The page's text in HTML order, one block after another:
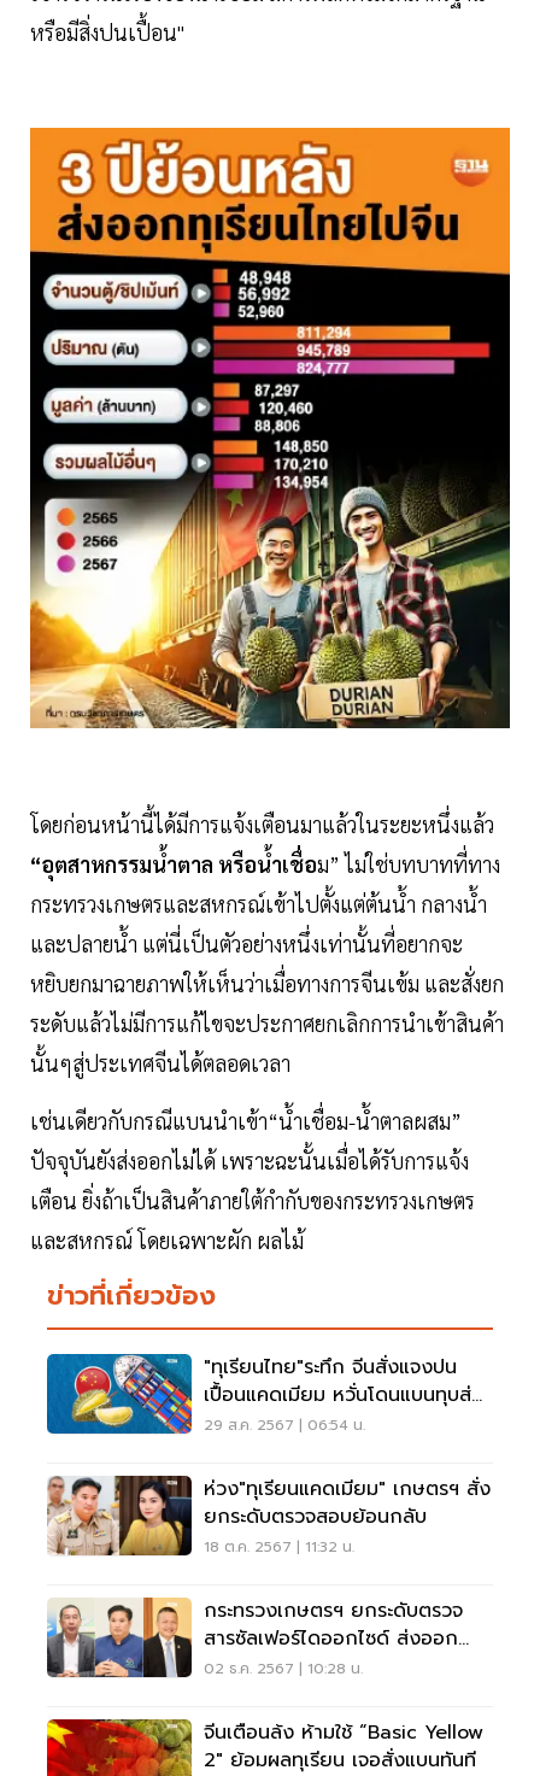
หรือมีสิ่งปนเปื้อน"
โดยก่อนหน้านี้ได้มีการแจ้งเตือนมาแล้วในระยะหนึ่งแล้ว
“อุตสาหกรรมน้ำตาล หรือน้ำเชื่อม” ไม่ใช่บทบาทที่ทาง
กระทรวงเกษตรและสหกรณ์เข้าไปตั้งแต่ต้นน้ำ กลางน้ำ
และปลายน้ำ แต่นี่เป็นตัวอย่างหนึ่งเท่านั้นที่อยากจะ
หยิบยกมาฉายภาพให้เห็นว่าเมื่อทางการจีนเข้ม และสั่งยก
ระดับแล้วไม่มีการแก้ไขจะประกาศยกเลิกการนำเข้าสินค้า
นั้นๆสู่ประเทศจีนได้ตลอดเวลา
เช่นเดียวกับกรณีแบนนำเข้า“น้ำเชื่อม-น้ำตาลผสม”
ปัจจุบันยังส่งออกไม่ได้ เพราะฉะนั้นเมื่อได้รับการแจ้ง
เตือน ยิ่งถ้าเป็นสินค้าภายใต้กำกับของกระทรวงเกษตร
และสหกรณ์ โดยเฉพาะผัก ผลไม้
ข่าวที่เกี่ยวข้อง
"ทุเรียนไทย"ระทึก จีนสั่งแจงปน
เปื้อนแคดเมียม หวั่นโดนแบนทุบส่ง
ออกแสนล้าน
29 ส.ค. 2567 | 06:54 น.
ห่วง"ทุเรียนแคดเมียม" เกษตรฯ สั่ง
ยกระดับตรวจสอบย้อนกลับ
18 ต.ค. 2567 | 11:32 น.
กระทรวงเกษตรฯ ยกระดับตรวจ
สารซัลเฟอร์ไดออกไซด์ ส่งออก
ลำไยไปจีน
02 ธ.ค. 2567 | 10:28 น.
จีนเตือนล้ง ห้ามใช้ “Basic Yellow
2" ย้อมผลทุเรียน เจอสั่งแบนทันที